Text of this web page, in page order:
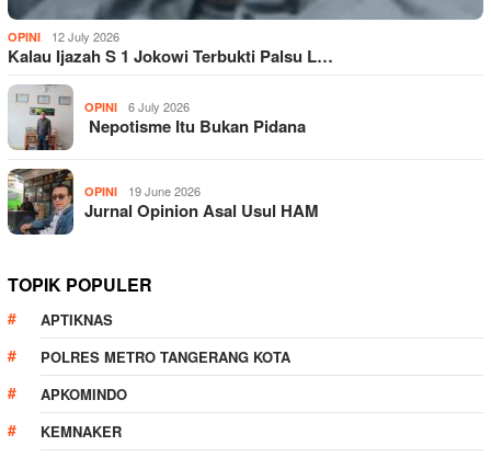
OPINI 12 July 2026
Kalau Ijazah S 1 Jokowi Terbukti Palsu L…
OPINI 6 July 2026
Nepotisme Itu Bukan Pidana
OPINI 19 June 2026
Jurnal Opinion Asal Usul HAM
TOPIK POPULER
APTIKNAS
POLRES METRO TANGERANG KOTA
APKOMINDO
KEMNAKER